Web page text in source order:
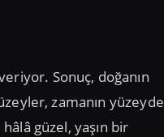
Sonuç, doğanın
zamanın yüzeyde
güzel, yaşın bir